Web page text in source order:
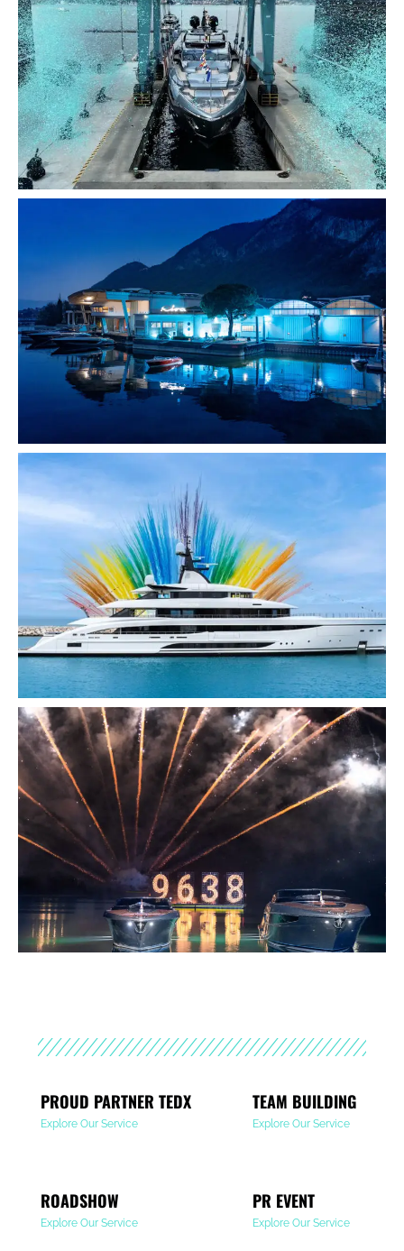
PROUD PARTNER TEDX
Explore Our Service
TEAM BUILDING
Explore Our Service
ROADSHOW
Explore Our Service
PR EVENT
Explore Our Service